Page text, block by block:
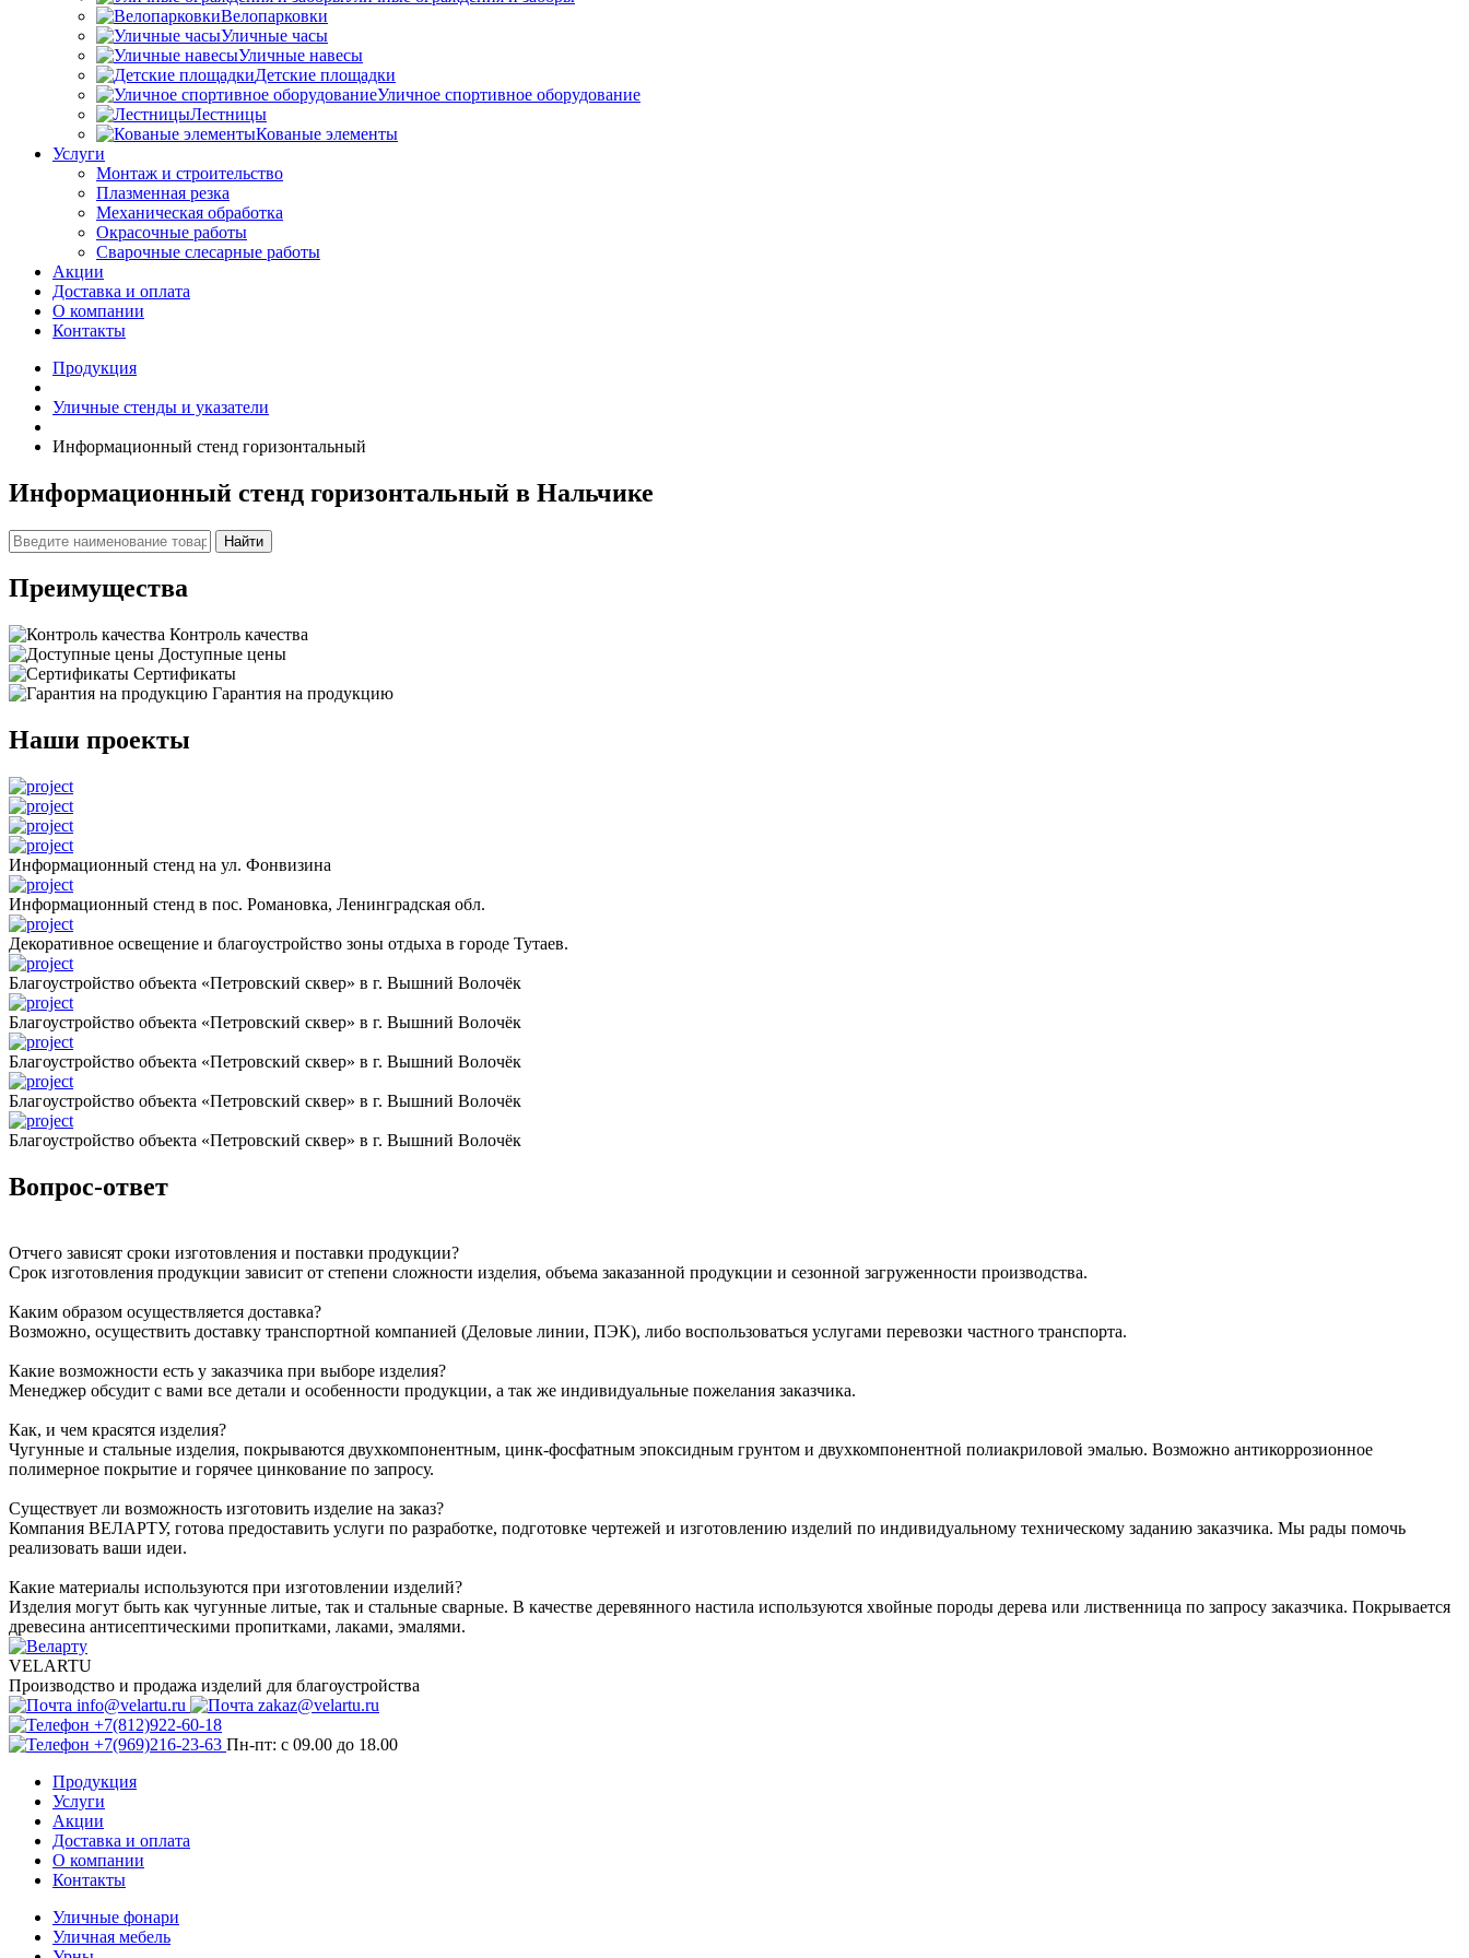
Велопарковки
Уличные часы
Уличные навесы
Детские площадки
Уличное спортивное оборудование
Лестницы
Кованые элементы
Услуги
Монтаж и строительство
Плазменная резка
Механическая обработка
Окрасочные работы
Сварочные слесарные работы
Акции
Доставка и оплата
О компании
Контакты
Продукция
Уличные стенды и указатели
Информационный стенд горизонтальный
Информационный стенд горизонтальный в Нальчике
Найти
Преимущества
Контроль качества
Доступные цены
Сертификаты
Гарантия на продукцию
Наши проекты
Информационный стенд на ул. Фонвизина
Информационный стенд в пос. Романовка, Ленинградская обл.
Декоративное освещение и благоустройство зоны отдыха в городе Тутаев.
Благоустройство объекта «Петровский сквер» в г. Вышний Волочёк
Благоустройство объекта «Петровский сквер» в г. Вышний Волочёк
Благоустройство объекта «Петровский сквер» в г. Вышний Волочёк
Благоустройство объекта «Петровский сквер» в г. Вышний Волочёк
Благоустройство объекта «Петровский сквер» в г. Вышний Волочёк
Вопрос-ответ
Отчего зависят сроки изготовления и поставки продукции?
Срок изготовления продукции зависит от степени сложности изделия, объема заказанной продукции и сезонной загруженности производства.
Каким образом осуществляется доставка?
Возможно, осуществить доставку транспортной компанией (Деловые линии, ПЭК), либо воспользоваться услугами перевозки частного транспорта.
Какие возможности есть у заказчика при выборе изделия?
Менеджер обсудит с вами все детали и особенности продукции, а так же индивидуальные пожелания заказчика.
Как, и чем красятся изделия?
Чугунные и стальные изделия, покрываются двухкомпонентным, цинк-фосфатным эпоксидным грунтом и двухкомпонентной полиакриловой эмалью. Возможно антикоррозионное
полимерное покрытие и горячее цинкование по запросу.
Существует ли возможность изготовить изделие на заказ?
Компания ВЕЛАРТУ, готова предоставить услуги по разработке, подготовке чертежей и изготовлению изделий по индивидуальному техническому заданию заказчика. Мы рады помочь
реализовать ваши идеи.
Какие материалы используются при изготовлении изделий?
Изделия могут быть как чугунные литые, так и стальные сварные. В качестве деревянного настила используются хвойные породы дерева или лиственница по запросу заказчика. Покрывается
древесина антисептическими пропитками, лаками, эмалями.
VELARTU
Производство и продажа изделий для благоустройства
info@velartu.ru
zakaz@velartu.ru
+7(812)922-60-18
+7(969)216-23-63 Пн-пт: с 09.00 до 18.00
Продукция
Услуги
Акции
Доставка и оплата
О компании
Контакты
Уличные фонари
Уличная мебель